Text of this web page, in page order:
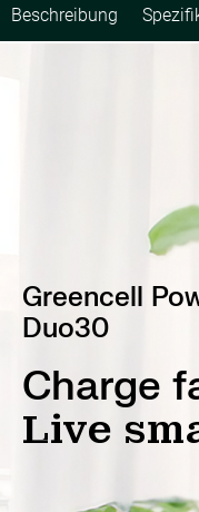
Beschreibung
Greencell
Duo30
Charge
Live